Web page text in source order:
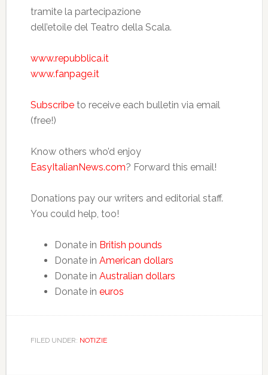
tramite la partecipazione
dell’etoile del Teatro della Scala.
www.repubblica.it
www.fanpage.it
Subscribeto receive each bulletin via email
(free!)
Know others who’d enjoy
EasyItalianNews.com? Forward this email!
Donations pay our writers and editorial staff.
You could help, too!
Donate in British pounds
Donate in American dollars
Donate in Australian dollars
Donate in euros
FILED UNDER: NOTIZIE